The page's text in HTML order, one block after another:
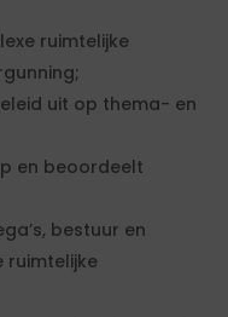
ruimtelijke
uit op thema- en
en beoordeelt
bestuur en
ruimtelijke